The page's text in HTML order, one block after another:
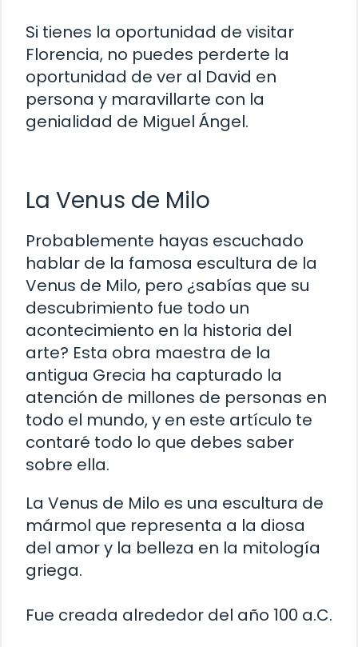
Si tienes la oportunidad de visitar
Florencia, no puedes perderte la
oportunidad de ver al David en
persona y maravillarte con la
genialidad de Miguel Ángel.
La Venus de Milo
Probablemente hayas escuchado
hablar de la famosa escultura de la
Venus de Milo, pero ¿sabías que su
descubrimiento fue todo un
acontecimiento en la historia del
arte? Esta obra maestra de la
antigua Grecia ha capturado la
atención de millones de personas en
todo el mundo, y en este artículo te
contaré todo lo que debes saber
sobre ella.
La Venus de Milo es una escultura de
mármol que representa a la diosa
del amor y la belleza en la mitología
griega.
Fue creada alrededor del año 100 a.C.